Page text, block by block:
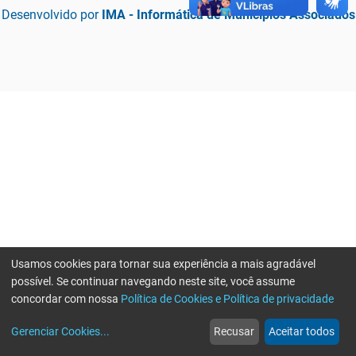
Desenvolvido por IMA - Informática de Municípios Associados
web
Notícias
more_horiz
Mais
Usamos cookies para tornar sua experiência a mais agradável
possível. Se continuar navegando neste site, você assume
concordar com nossa Política de Cookies e Política de privacidade
Gerenciar Cookies... Recusar Aceitar todos
Erro ao enviar informações, por favor tente novamente